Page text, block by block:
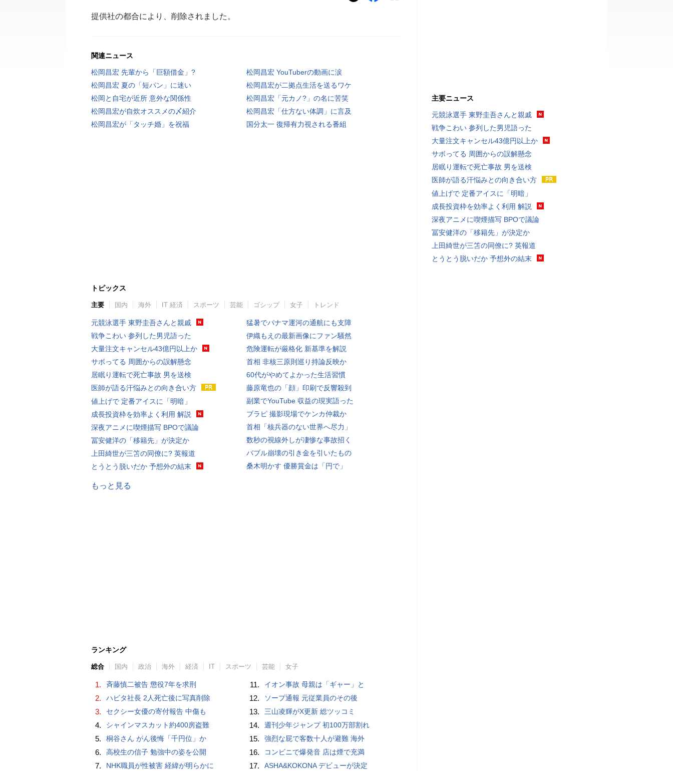
提供社の都合により、削除されました。
関連ニュース
松岡昌宏 先輩から「巨額借金」?
松岡昌宏 YouTuberの動画に涙
松岡昌宏 夏の「短パン」に迷い
松岡昌宏が二拠点生活を送るワケ
松岡と自宅が近所 意外な関係性
松岡昌宏「元カノ?」の名に苦笑
松岡昌宏が自炊オススメの〆紹介
松岡昌宏「仕方ない体調」に言及
松岡昌宏が「タッチ婚」を祝福
国分太一 復帰有力視される番組
トピックス
主要 国内 海外 IT 経済 スポーツ 芸能 ゴシップ 女子 トレンド
元競泳選手 東野圭吾さんと親戚
戦争こわい 参列した男児語った
大量注文キャンセル43億円以上か
サボってる 周囲からの誤解懸念
居眠り運転で死亡事故 男を送検
医師が語る汗悩みとの向き合い方
値上げで 定番アイスに「明暗」
成長投資枠を効率よく利用 解説
深夜アニメに喫煙描写 BPOで議論
冨安健洋の「移籍先」が決定か
上田綺世が三笘の同僚に? 英報道
とうとう脱いだか 予想外の結末
猛暑でパナマ運河の通航にも支障
伊織もえの最新画像にファン騒然
危険運転が厳格化 新基準を解説
首相 非核三原則巡り持論反映か
60代がやめてよかった生活習慣
藤原竜也の「顔」印刷で反響殺到
副業でYouTube 収益の現実語った
ブラピ 撮影現場でケンカ仲裁か
首相「核兵器のない世界へ尽力」
数秒の視線外しが凄惨な事故招く
バブル崩壊の引き金を引いたもの
桑木明かす 優勝賞金は「円で」
もっと見る
ランキング
総合 国内 政治 海外 経済 IT スポーツ 芸能 女子
1. 斉藤慎二被告 懲役7年を求刑
2. ハビタ社長 2人死亡後に写真削除
3. セクシー女優の寄付報告 中傷も
4. シャインマスカット約400房盗難
5. 桐谷さん がん後悔「千円位」か
6. 高校生の信子 勉強中の姿を公開
7. NHK職員が性被害 経緯が明らかに
11. イオン事故 母親は「ギャー」と
12. ソープ通報 元従業員のその後
13. 三山凌輝がX更新 総ツッコミ
14. 週刊少年ジャンプ 初100万部割れ
15. 強烈な屁で客数十人が避難 海外
16. コンビニで爆発音 店は煙で充満
17. ASHA&KOKONA デビューが決定
主要ニュース
元競泳選手 東野圭吾さんと親戚
戦争こわい 参列した男児語った
大量注文キャンセル43億円以上か
サボってる 周囲からの誤解懸念
居眠り運転で死亡事故 男を送検
医師が語る汗悩みとの向き合い方
値上げで 定番アイスに「明暗」
成長投資枠を効率よく利用 解説
深夜アニメに喫煙描写 BPOで議論
冨安健洋の「移籍先」が決定か
上田綺世が三笘の同僚に? 英報道
とうとう脱いだか 予想外の結末